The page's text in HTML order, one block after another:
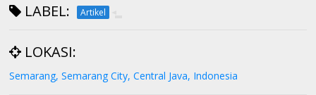
LABEL: Artikel
LOKASI:
Semarang, Semarang City, Central Java, Indonesia